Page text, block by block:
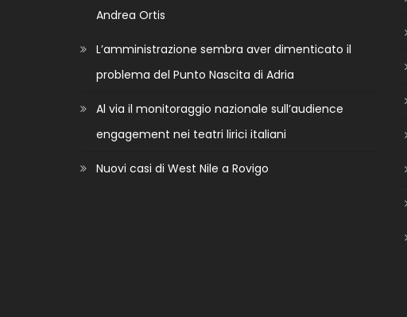
Andrea Ortis
L’amministrazione sembra aver dimenticato il
problema del Punto Nascita di Adria
Al via il monitoraggio nazionale sull’audience
engagement nei teatri lirici italiani
Nuovi casi di West Nile a Rovigo